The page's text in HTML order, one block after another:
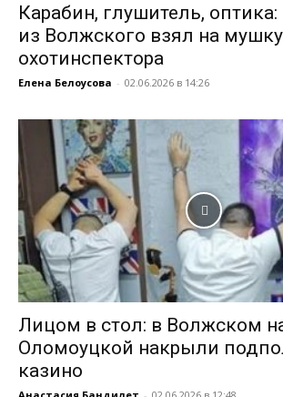
Карабин, глушитель, оптика:
из Волжского взял на мушку
охотинспектора
Елена Белоусова - 02.06.2026 в 14:26
Лицом в стол: в Волжском
Оломоуцкой накрыли
казино